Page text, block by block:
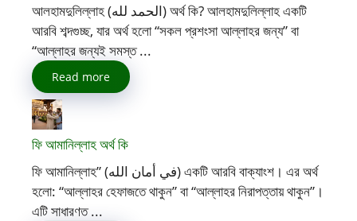
আলহামদুলিল্লাহ (الحمد لله) অর্থ কি? আলহামদুলিল্লাহ একটি
আরবি শব্দগুচ্ছ, যার অর্থ হলো “সকল প্রশংসা আল্লাহর জন্য” বা
“আল্লাহর জন্যই সমস্ত ...
Read more
ফি আমানিল্লাহ অর্থ কি
ফি আমানিল্লাহ” (في أمان الله) একটি আরবি বাক্যাংশ। এর অর্থ
হলো: “আল্লাহর হেফাজতে থাকুন” বা “আল্লাহর নিরাপত্তায় থাকুন”।
এটি সাধারণত ...